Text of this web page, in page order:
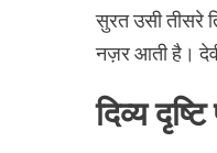
सुरत उसी तीसरे
नज़र आती है।
दिव्य